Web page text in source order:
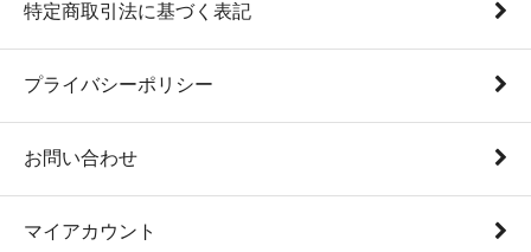
特定商取引法に基づく表記
プライバシーポリシー
お問い合わせ
マイアカウント